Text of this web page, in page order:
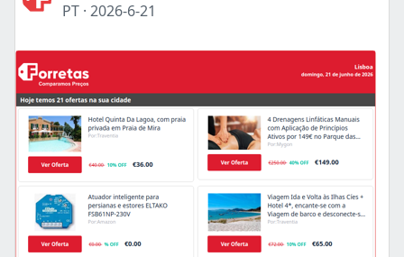
PT · 2026-6-21